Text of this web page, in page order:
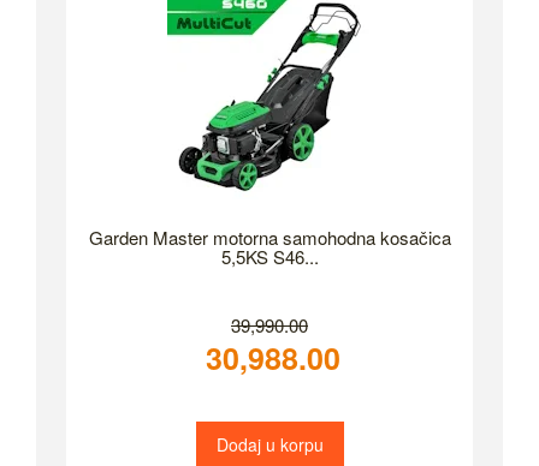
Garden Master motorna samohodna kosačica
5,5KS S46...
39,990.00
30,988.00
Dodaj u korpu